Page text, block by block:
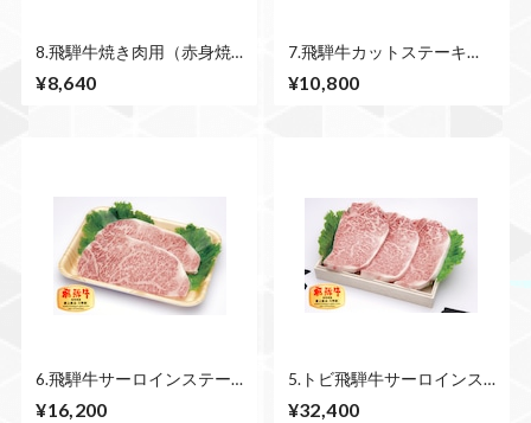
8.飛騨牛焼き肉用（赤身焼
¥8,640
7.飛騨牛カットステーキ
¥10,800
6.飛騨牛サーロインステー
キ 250ｇ×2枚 500ｇ
¥16,200
5.トビ飛騨牛サーロインス
テーキ3枚 750ｇ
¥32,400